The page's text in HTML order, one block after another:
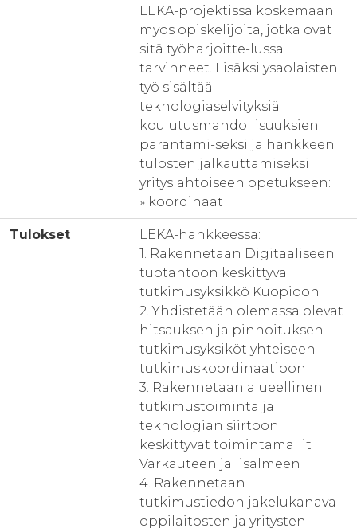
LEKA-projektissa koskemaan
myös opiskelijoita, jotka ovat
sitä työharjoitte-lussa
tarvinneet. Lisäksi ysaolaisten
työ sisältää
teknologiaselvityksiä
koulutusmahdollisuuksien
parantami-seksi ja hankkeen
tulosten jalkauttamiseksi
yrityslähtöiseen opetukseen:
» koordinaat
Tulokset
LEKA-hankkeessa:
1. Rakennetaan Digitaaliseen
tuotantoon keskittyvä
tutkimusyksikkö Kuopioon
2. Yhdistetään olemassa olevat
hitsauksen ja pinnoituksen
tutkimusyksiköt yhteiseen
tutkimuskoordinaatioon
3. Rakennetaan alueellinen
tutkimustoiminta ja
teknologian siirtoon
keskittyvät toimintamallit
Varkauteen ja Iisalmeen
4. Rakennetaan
tutkimustiedon jakelukanava
oppilaitosten ja yritysten